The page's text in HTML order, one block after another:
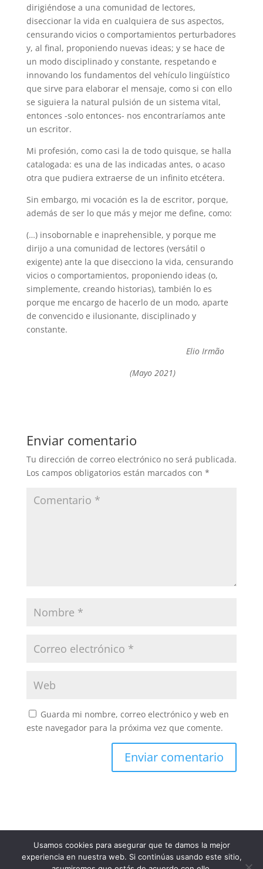
dirigiéndose a una comunidad de lectores,
diseccionar la vida en cualquiera de sus aspectos,
censurando vicios o comportamientos perturbadores
y, al final, proponiendo nuevas ideas; y se hace de
un modo disciplinado y constante, respetando e
innovando los fundamentos del vehículo lingüístico
que sirve para elaborar el mensaje, como si con ello
se siguiera la natural pulsión de un sistema vital,
entonces -solo entonces- nos encontraríamos ante
un escritor.
Mi profesión, como casi la de todo quisque, se halla
catalogada: es una de las indicadas antes, o acaso
otra que pudiera extraerse de un infinito etcétera.
Sin embargo, mi vocación es la de escritor, porque,
además de ser lo que más y mejor me define, como:
(…) insobornable e inaprehensible, y porque me
dirijo a una comunidad de lectores (versátil o
exigente) ante la que disecciono la vida, censurando
vicios o comportamientos, proponiendo ideas (o,
simplemente, creando historias), también lo es
porque me encargo de hacerlo de un modo, aparte
de convencido e ilusionante, disciplinado y
constante.
Elio Irmão
(Mayo 2021)
Enviar comentario
Tu dirección de correo electrónico no será publicada.
Los campos obligatorios están marcados con *
Guarda mi nombre, correo electrónico y web en
este navegador para la próxima vez que comente.
Usamos cookies para asegurar que te damos la mejor
experiencia en nuestra web. Si continúas usando este sitio,